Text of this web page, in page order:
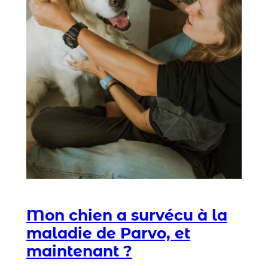
Mon chien a survécu à la
maladie de Parvo, et
maintenant ?